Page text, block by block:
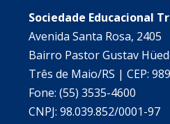
Sociedade Educacional
Avenida Santa Rosa, 2405
Bairro Pastor Gustav
Três de Maio/RS | CEP:
Fone: (55) 3535-4600
CNPJ: 98.039.852/0001-97